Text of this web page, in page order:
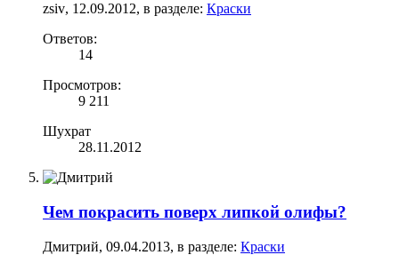
zsiv, 12.09.2012, в разделе: Краски
Ответов:
14
Просмотров:
9 211
Шухрат
28.11.2012
Чем покрасить поверх липкой олифы?
Дмитрий, 09.04.2013, в разделе: Краски